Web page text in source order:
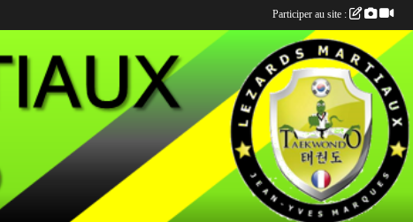
Participer au site :